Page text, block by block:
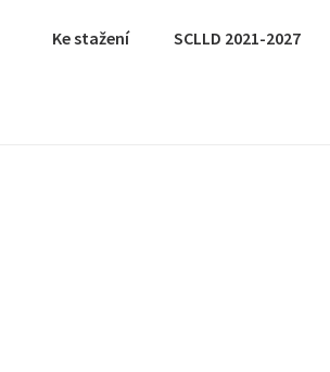
Ke stažení SCLLD 2021-2027